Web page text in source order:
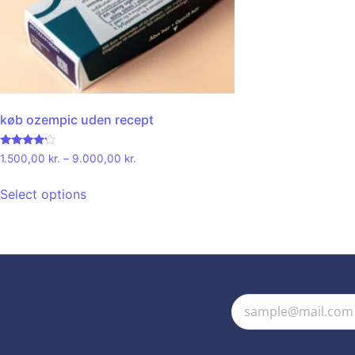
køb ozempic uden recept
Rated
4.00
1.500,00 kr. – 9.000,00 kr.
Select options